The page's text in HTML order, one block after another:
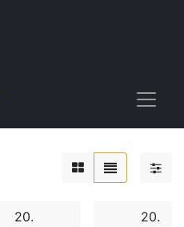
20.
20.